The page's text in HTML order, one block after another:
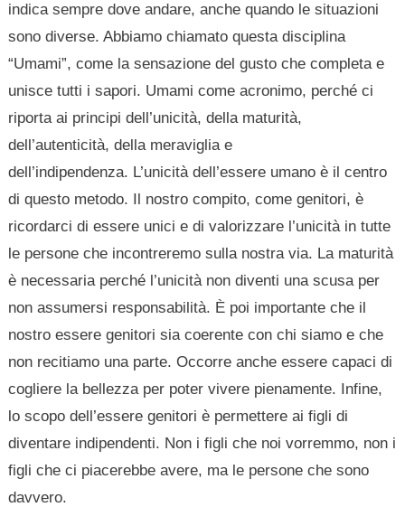
indica sempre dove andare, anche quando le situazioni
sono diverse. Abbiamo chiamato questa disciplina
“Umami”, come la sensazione del gusto che completa e
unisce tutti i sapori. Umami come acronimo, perché ci
riporta ai principi dell’unicità, della maturità,
dell’autenticità, della meraviglia e
dell’indipendenza. L’unicità dell’essere umano è il centro
di questo metodo. Il nostro compito, come genitori, è
ricordarci di essere unici e di valorizzare l’unicità in tutte
le persone che incontreremo sulla nostra via. La maturità
è necessaria perché l’unicità non diventi una scusa per
non assumersi responsabilità. È poi importante che il
nostro essere genitori sia coerente con chi siamo e che
non recitiamo una parte. Occorre anche essere capaci di
cogliere la bellezza per poter vivere pienamente. Infine,
lo scopo dell’essere genitori è permettere ai figli di
diventare indipendenti. Non i figli che noi vorremmo, non i
figli che ci piacerebbe avere, ma le persone che sono
davvero.